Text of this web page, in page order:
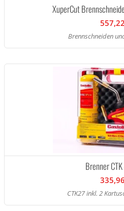
XuperCut
Brennschneiden
Brenner
CTK27 inkl. 2